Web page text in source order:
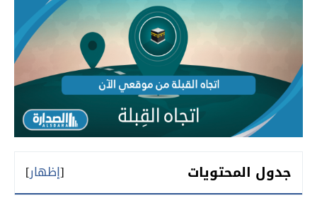
جدول المحتويات [إظهار]